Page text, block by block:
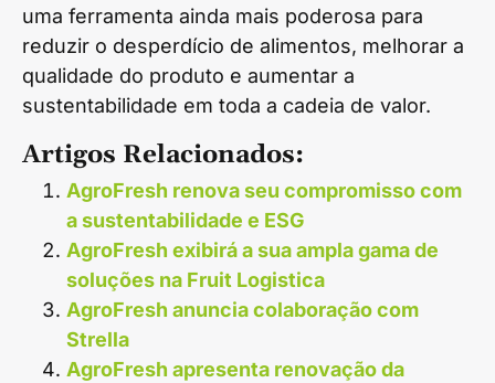
uma ferramenta ainda mais poderosa para
reduzir o desperdício de alimentos, melhorar a
qualidade do produto e aumentar a
sustentabilidade em toda a cadeia de valor.
Artigos Relacionados:
AgroFresh renova seu compromisso com
a sustentabilidade e ESG
AgroFresh exibirá a sua ampla gama de
soluções na Fruit Logistica
AgroFresh anuncia colaboração com
Strella
AgroFresh apresenta renovação da